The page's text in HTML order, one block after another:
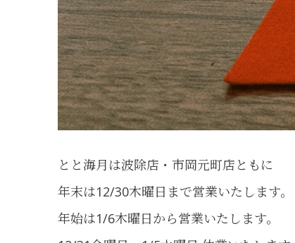
とと海月は波除店・市岡元町店ともに
年末は12/30木曜日まで営業いたします。
年始は1/6木曜日から営業いたします。